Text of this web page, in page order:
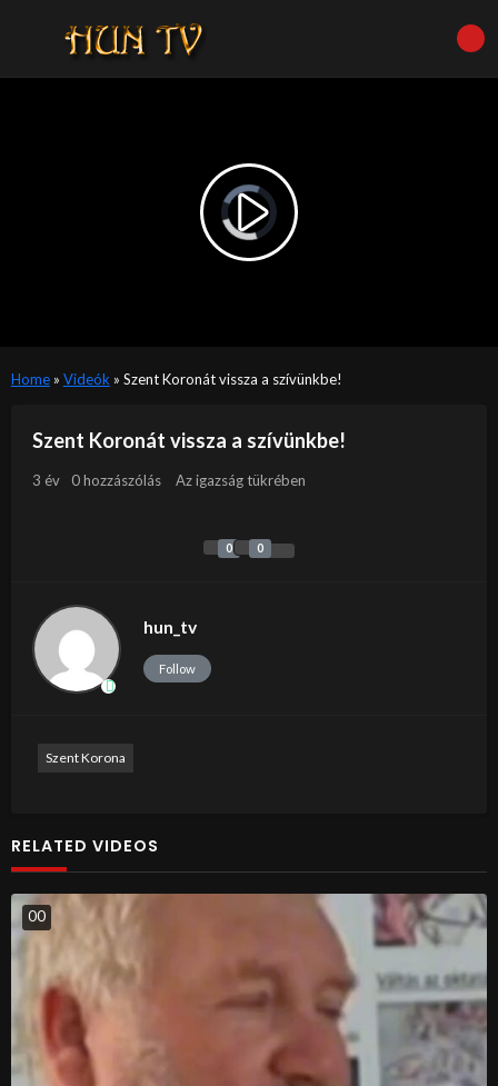
Video
Player
is
loading.Play
Home» Videók » Szent Koronát vissza a szívünkbe!
Szent Koronát vissza a szívünkbe!
3 év 0 hozzászólás Az igazság tükrében
0 0
hun_tv
Follow
Szent Korona
RELATED VIDEOS
00